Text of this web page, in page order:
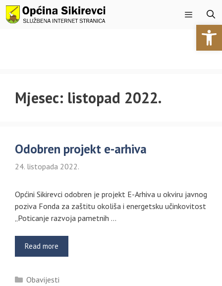
Preskoči
na
Izbornik
Mjesec: listopad 2022.
Odobren projekt e-arhiva
24. listopada 2022.
Općini Sikirevci odobren je projekt E-Arhiva u okviru javnog
poziva Fonda za zaštitu okoliša i energetsku učinkovitost
„Poticanje razvoja pametnih …
Read more
Kategorije
Obavijesti